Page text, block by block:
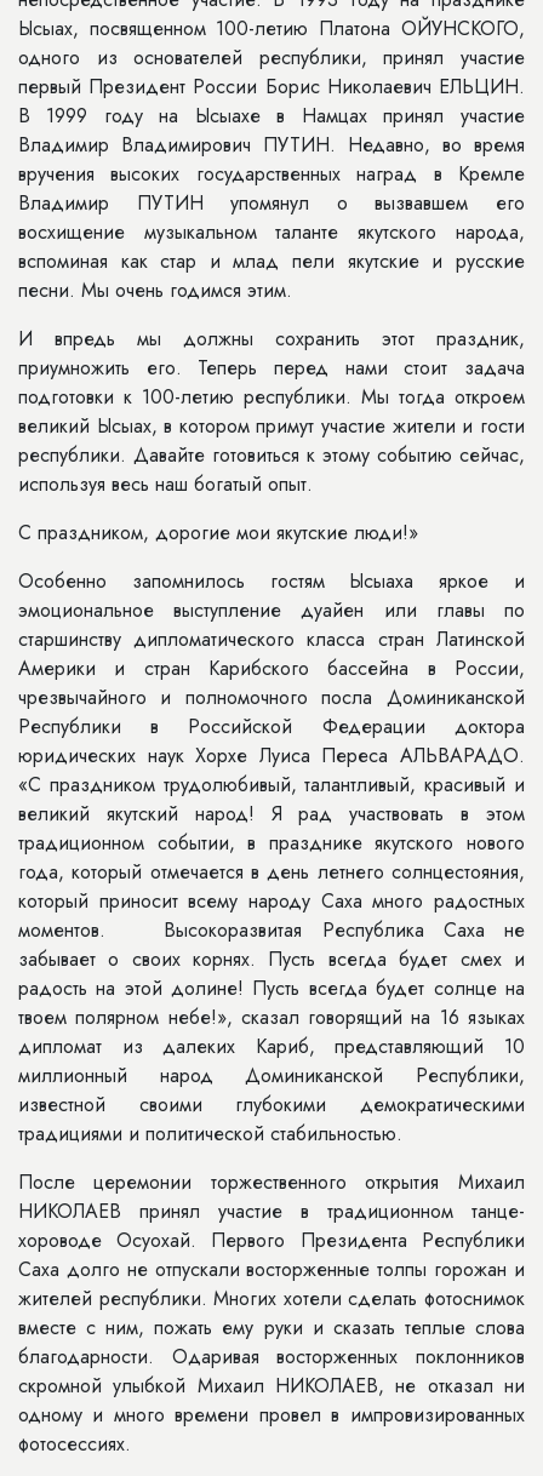
Ысыах, посвященном 100-летию Платона ОЙУНСКОГО,
одного из основателей республики, принял участие
первый Президент России Борис Николаевич ЕЛЬЦИН.
В 1999 году на Ысыахе в Намцах принял участие
Владимир Владимирович ПУТИН. Недавно, во время
вручения высоких государственных наград в Кремле
Владимир ПУТИН упомянул о вызвавшем его
восхищение музыкальном таланте якутского народа,
вспоминая как стар и млад пели якутские и русские
песни. Мы очень годимся этим.
И впредь мы должны сохранить этот праздник,
приумножить его. Теперь перед нами стоит задача
подготовки к 100-летию республики. Мы тогда откроем
великий Ысыах, в котором примут участие жители и гости
республики. Давайте готовиться к этому событию сейчас,
используя весь наш богатый опыт.
С праздником, дорогие мои якутские люди!»
Особенно запомнилось гостям Ысыаха яркое и
эмоциональное выступление дуайен или главы по
старшинству дипломатического класса стран Латинской
Америки и стран Карибского бассейна в России,
чрезвычайного и полномочного посла Доминиканской
Республики в Российской Федерации доктора
юридических наук Хорхе Луиса Переса АЛЬВАРАДО.
«С праздником трудолюбивый, талантливый, красивый и
великий якутский народ! Я рад участвовать в этом
традиционном событии, в празднике якутского нового
года, который отмечается в день летнего солнцестояния,
который приносит всему народу Саха много радостных
моментов. Высокоразвитая Республика Саха не
забывает о своих корнях. Пусть всегда будет смех и
радость на этой долине! Пусть всегда будет солнце на
твоем полярном небе!», сказал говорящий на 16 языках
дипломат из далеких Кариб, представляющий 10
миллионный народ Доминиканской Республики,
известной своими глубокими демократическими
традициями и политической стабильностью.
После церемонии торжественного открытия Михаил
НИКОЛАЕВ принял участие в традиционном танце-
хороводе Осуохай. Первого Президента Республики
Саха долго не отпускали восторженные толпы горожан и
жителей республики. Многих хотели сделать фотоснимок
вместе с ним, пожать ему руки и сказать теплые слова
благодарности. Одаривая восторженных поклонников
скромной улыбкой Михаил НИКОЛАЕВ, не отказал ни
одному и много времени провел в импровизированных
фотосессиях.